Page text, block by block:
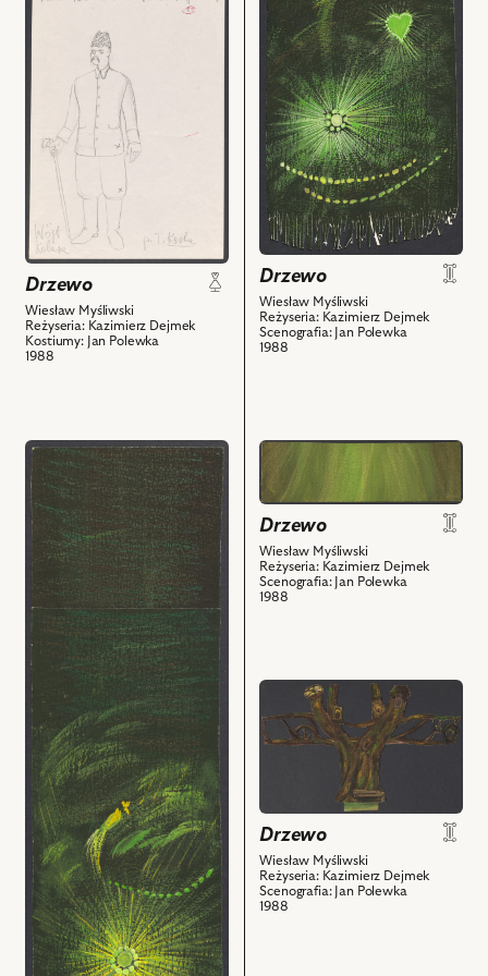
Milicjant,
Bogdan
Potocki
Puzonista,
Ignacy
Machowski
Duda
powiązanych
nim
obiektów
Drzewo
Wiesław Myśliwski
Reżyseria: Kazimierz Dejmek
Scenografia: Jan Polewka
1988
do
Drzewo,
Projekt:
kostium
Wójt
Kolasa
powiązanych
z
nim
obiektów
Drzewo
Wiesław Myśliwski
Reżyseria: Kazimierz Dejmek
Kostiumy: Jan Polewka
1988
przejdź
do
obiektu
Drzewo,
Projekt:
scenografia
i
obiektów
Drzewo
Wiesław Myśliwski
Reżyseria: Kazimierz Dejmek
Scenografia: Jan Polewka
1988
przejdź
do
obiektu
Drzewo,
Projekt:
scenografia
powiązanych
z
nim
obiektów
przejdź
do
obiektu
scenografia
i
powiązanych
z
nim
Drzewo
Wiesław Myśliwski
Reżyseria: Kazimierz Dejmek
Scenografia: Jan Polewka
1988